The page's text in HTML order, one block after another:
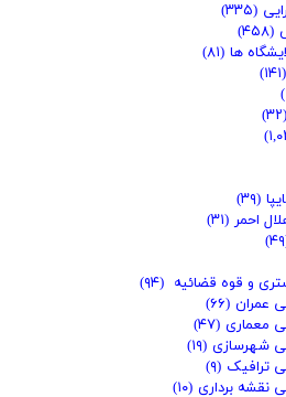
(۳۳۵)
(۴۵۸)
ها (۸۱)
(۱۴۱)
(۳۲)
(۳۹)
احمر (۳۱)
و قوه قضائیه (۹۴)
عمران (۶۶)
معماری (۴۷)
شهرسازی (۱۹)
ترافیک (۹)
نقشه برداری (۱۰)